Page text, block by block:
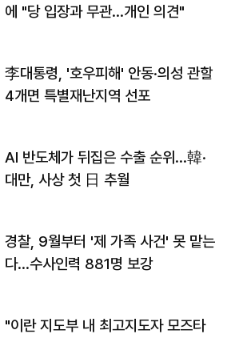
에 "당 입장과 무관…개인 의견"
李대통령, '호우피해' 안동·의성 관할
4개면 특별재난지역 선포
AI 반도체가 뒤집은 수출 순위…韓·
대만, 사상 첫 日 추월
경찰, 9월부터 '제 가족 사건' 못 맡는
다…수사인력 881명 보강
"이란 지도부 내 최고지도자 모즈타